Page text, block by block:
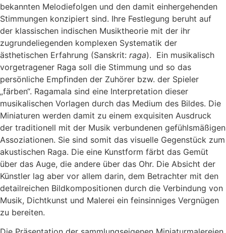
bekannten Melodiefolgen und den damit einhergehenden
Stimmungen konzipiert sind. Ihre Festlegung beruht auf
der klassischen indischen Musiktheorie mit der ihr
zugrundeliegenden komplexen Systematik der
ästhetischen Erfahrung (Sanskrit: raga). Ein musikalisch
vorgetragener Raga soll die Stimmung und so das
persönliche Empfinden der Zuhörer bzw. der Spieler
„färben“. Ragamala sind eine Interpretation dieser
musikalischen Vorlagen durch das Medium des Bildes. Die
Miniaturen werden damit zu einem exquisiten Ausdruck
der traditionell mit der Musik verbundenen gefühlsmäßigen
Assoziationen. Sie sind somit das visuelle Gegenstück zum
akustischen Raga. Die eine Kunstform färbt das Gemüt
über das Auge, die andere über das Ohr. Die Absicht der
Künstler lag aber vor allem darin, dem Betrachter mit den
detailreichen Bildkompositionen durch die Verbindung von
Musik, Dichtkunst und Malerei ein feinsinniges Vergnügen
zu bereiten.